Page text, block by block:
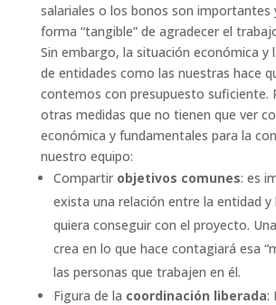
salariales o los bonos son importantes
forma “tangible” de agradecer el
Sin embargo, la situación económica y
de entidades como las nuestras hace
contemos con presupuesto suficiente.
otras medidas que no tienen que ver
económica y fundamentales para la
nuestro equipo:
Compartir objetivos comunes: es
exista una relación entre la entidad y
quiera conseguir con el proyecto.
crea en lo que hace contagiará esa
las personas que trabajen en él.
Figura de la coordinación liberada: